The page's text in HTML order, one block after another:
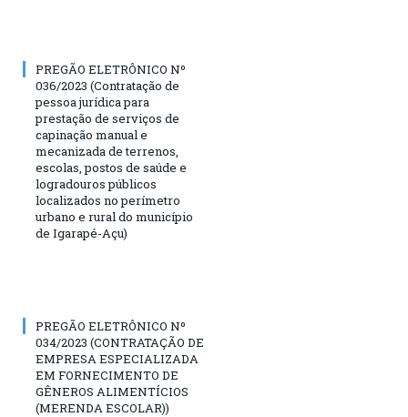
PREGÃO ELETRÔNICO Nº
036/2023 (Contratação de
pessoa jurídica para
prestação de serviços de
capinação manual e
mecanizada de terrenos,
escolas, postos de saúde e
logradouros públicos
localizados no perímetro
urbano e rural do município
de Igarapé-Açu)
PREGÃO ELETRÔNICO Nº
034/2023 (CONTRATAÇÃO DE
EMPRESA ESPECIALIZADA
EM FORNECIMENTO DE
GÊNEROS ALIMENTÍCIOS
(MERENDA ESCOLAR))